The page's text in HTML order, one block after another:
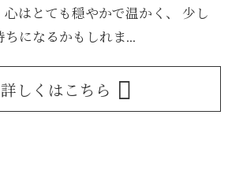
心はとても穏やかで温かく、 少し
になるかもしれま...
詳しくはこちら